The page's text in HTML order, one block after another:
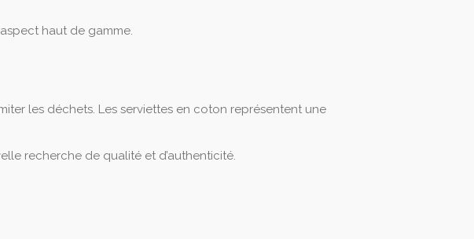
haut de gamme.
les déchets. Les serviettes en coton représentent une
recherche de qualité et d’authenticité.